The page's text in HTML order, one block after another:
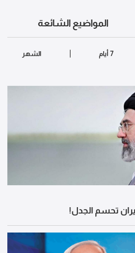
المواضيع الشائعة
تحسم الجدل!